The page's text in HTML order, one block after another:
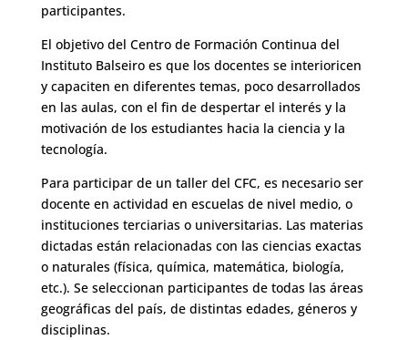
participantes.
El objetivo del Centro de Formación Continua del
Instituto Balseiro es que los docentes se interioricen
y capaciten en diferentes temas, poco desarrollados
en las aulas, con el fin de despertar el interés y la
motivación de los estudiantes hacia la ciencia y la
tecnología.
Para participar de un taller del CFC, es necesario ser
docente en actividad en escuelas de nivel medio, o
instituciones terciarias o universitarias. Las materias
dictadas están relacionadas con las ciencias exactas
o naturales (física, química, matemática, biología,
etc.). Se seleccionan participantes de todas las áreas
geográficas del país, de distintas edades, géneros y
disciplinas.